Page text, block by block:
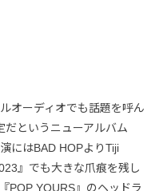
オーディオでも話題を呼ん
だというニューアルバム
にはBAD HOPよりTiji
』でも大きな爪痕を残し
POP YOURS』のヘッドラ